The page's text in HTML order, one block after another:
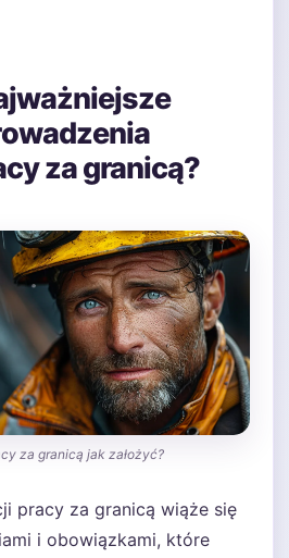
za granicą?
za granicą jak założyć?
pracy za granicą wiąże się
i obowiązkami, które